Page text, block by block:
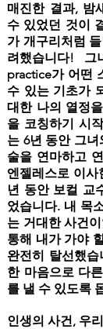
매진한 결과, 밤
수 있었던 것이
가 개구리처럼
려했습니다! 그
practice가 어떤
수 있는 기초가
대한 나의 열정
을 코칭하기 시
는 6년 동안 그
술을 연마하고
엔젤레스로 이
년 동안 보컬 교
었습니다. 내 목
는 거대한 사건
통해 내가 가야
완전히 탈선했
한 마음으로 다
를 낼 수 있도록
인생의 사건, 우